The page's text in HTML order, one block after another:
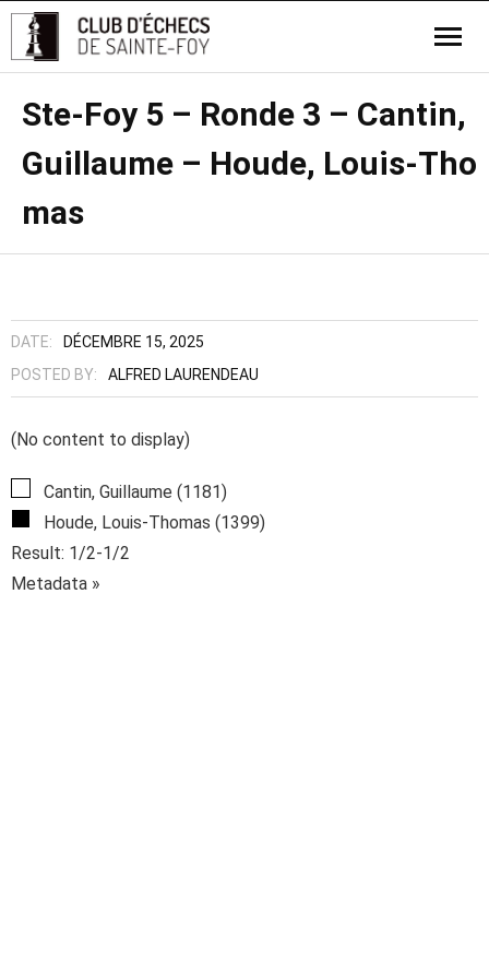
Ste-Foy 5 – Ronde 3 – Cantin,
Guillaume – Houde, Louis-Tho
mas
DATE:
DÉCEMBRE 15, 2025
POSTED BY:
ALFRED LAURENDEAU
(No content to display)
Cantin, Guillaume (1181)
Houde, Louis-Thomas (1399)
Result: 1/2-1/2
Metadata »